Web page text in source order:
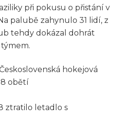
při pokusu o přistání v
palubě zahynulo 31 lidí, z
tehdy dokázal dohrát
hokejová
obětí
ztratilo letadlo s